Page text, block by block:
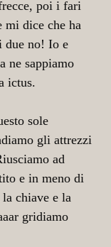
poi i fari
dice che ha
due no! Io e
ne sappiamo
ictus.
sole
gli attrezzi
ad
e in meno di
chiave e la
gridiamo